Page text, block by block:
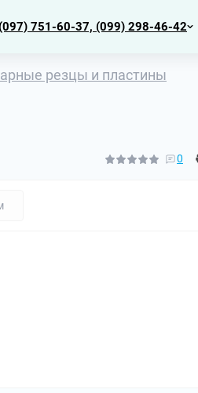
(097) 751-60-37, (099) 298-46-42
резцы и пластины
0